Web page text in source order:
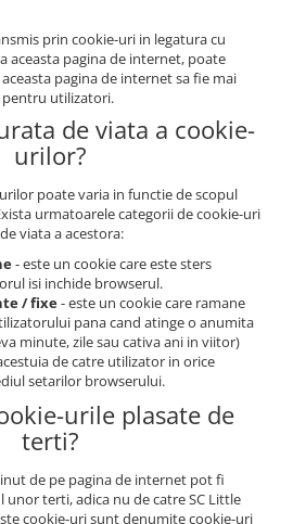
prin cookie-uri in legatura cu
aceasta pagina de internet, poate
pagina de internet sa fie mai
pentru utilizatori.
de viata a cookie-
urilor?
poate varia in functie de scopul
urmatoarele categorii de cookie-uri
viata a acestora:
- este un cookie care este sters
isi inchide browserul.
/ fixe- este un cookie care ramane
pana cand atinge o anumita
minute, zile sau cativa ani in viitor)
de catre utilizator in orice
setarilor browserului.
urile plasate de
terti?
de pe pagina de internet pot fi
terti, adica nu de catre SC Little
cookie-uri sunt denumite cookie-uri